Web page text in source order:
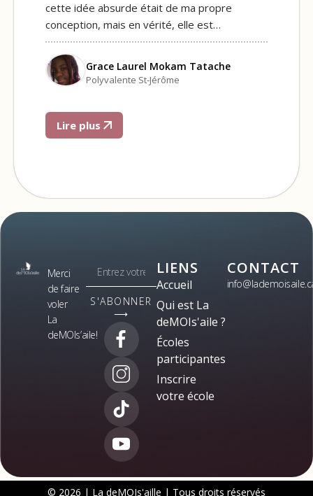
cette idée absurde était de ma propre
conception, mais en vérité, elle est…
Grace Laurel Mokam Tatache
Polyvalente St-Jérôme
Lire plus
Merci
de faire
voler
La
deMOIs’aile!
S'ABONNER
⟶
LIENS
Accueil
Qui est La
deMOIs'aile ?
Écoles
participantes
Inscrire
votre école
CONTACT
© 2026 | La deMOIs'aille | Tous droits réservés